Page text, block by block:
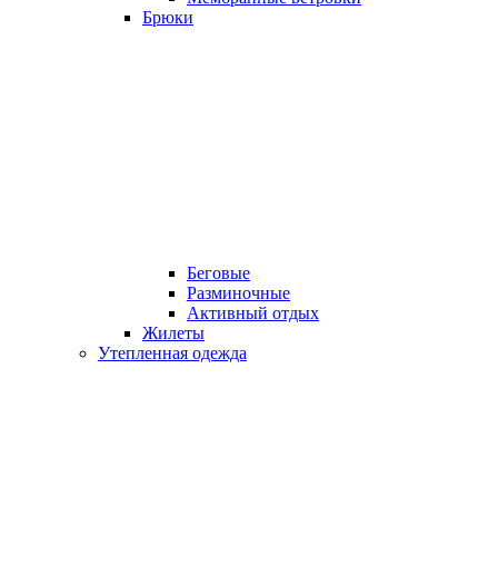
Брюки
Беговые
Разминочные
Активный отдых
Жилеты
Утепленная одежда